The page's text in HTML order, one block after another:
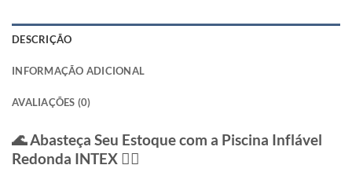
DESCRIÇÃO
INFORMAÇÃO ADICIONAL
AVALIAÇÕES (0)
🌊 Abasteça Seu Estoque com a Piscina Inflável
Redonda INTEX 🏊‍♂️